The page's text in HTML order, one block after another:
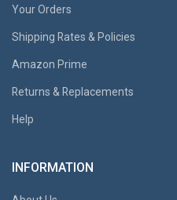
Your Orders
Shipping Rates & Policies
Amazon Prime
Returns & Replacements
Help
INFORMATION